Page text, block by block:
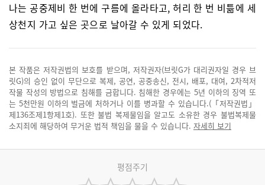
나는 공중제비 한 번에 구름에 올라타고, 허리 한 번 비틂에 세
상천지 가고 싶은 곳으로 날아갈 수 있게 되었다.
본 작품은 저작권법의 보호를 받으며, 저작권자(브릿G가 대리권자일 경우 브
릿G)의 승인 없이 무단으로 복제, 공연, 공중송신, 전시, 배포, 대여, 2차적저
작물 작성의 방법으로 침해를 금합니다. 침해한 경우에는 5년 이하의 징역 또
는 5천만원 이하의 벌금에 처하거나 이를 병과할 수 있습니다.(「저작권법」
제136조제1항제1호). 또한 불법 복제물임을 알고도 소유한 경우 불법복제물
소지죄에 해당하여 무거운 법적 책임을 물을 수 있습니다. 자세히 보기
평점주기